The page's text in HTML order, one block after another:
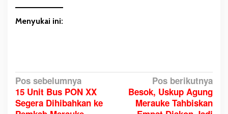
Menyukai ini:
N
a
v
Pos sebelumnya
15 Unit Bus PON XX
Segera Dihibahkan ke
Pos berikutnya
Besok, Uskup Agung
Merauke Tahbiskan